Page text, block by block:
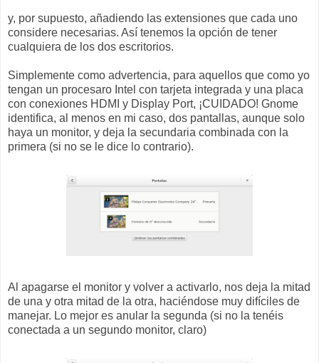
y, por supuesto, añadiendo las extensiones que cada uno
considere necesarias. Así tenemos la opción de tener
cualquiera de los dos escritorios.
Simplemente como advertencia, para aquellos que como yo
tengan un procesaro Intel con tarjeta integrada y una placa
con conexiones HDMI y Display Port, ¡CUIDADO! Gnome
identifica, al menos en mi caso, dos pantallas, aunque solo
haya un monitor, y deja la secundaria combinada con la
primera (si no se le dice lo contrario).
Al apagarse el monitor y volver a activarlo, nos deja la mitad
de una y otra mitad de la otra, haciéndose muy difíciles de
manejar. Lo mejor es anular la segunda (si no la tenéis
conectada a un segundo monitor, claro)